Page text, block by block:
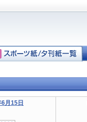
月15日